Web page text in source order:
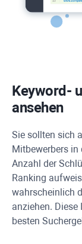
Keyword-
ansehen
Sie sollten sich
Mitbewerbers in
Anzahl der
Ranking
wahrscheinlich
anziehen.
besten